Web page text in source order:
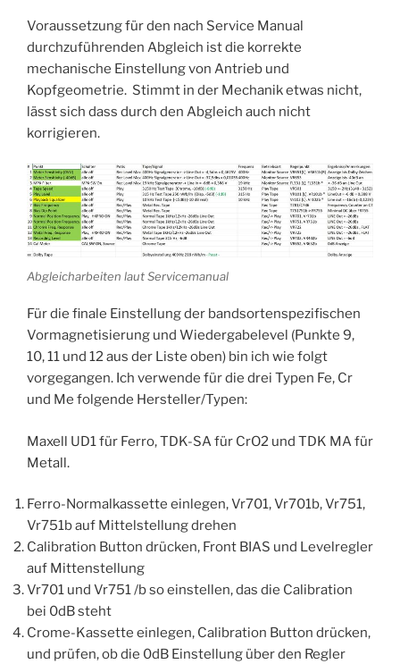
Voraussetzung für den nach Service Manual
durchzuführenden Abgleich ist die korrekte
mechanische Einstellung von Antrieb und
Kopfgeometrie. Stimmt in der Mechanik etwas nicht,
lässt sich dass durch den Abgleich auch nicht
korrigieren.
Abgleicharbeiten laut Servicemanual
Für die finale Einstellung der bandsortenspezifischen
Vormagnetisierung und Wiedergabelevel (Punkte 9,
10, 11 und 12 aus der Liste oben) bin ich wie folgt
vorgegangen. Ich verwende für die drei Typen Fe, Cr
und Me folgende Hersteller/Typen:
Maxell UD1 für Ferro, TDK-SA für CrO2 und TDK MA für
Metall.
Ferro-Normalkassette einlegen, Vr701, Vr701b, Vr751,
Vr751b auf Mittelstellung drehen
Calibration Button drücken, Front BIAS und Levelregler
auf Mittenstellung
Vr701 und Vr751 /b so einstellen, das die Calibration
bei 0dB steht
Crome-Kassette einlegen, Calibration Button drücken,
und prüfen, ob die 0dB Einstellung über den Regler